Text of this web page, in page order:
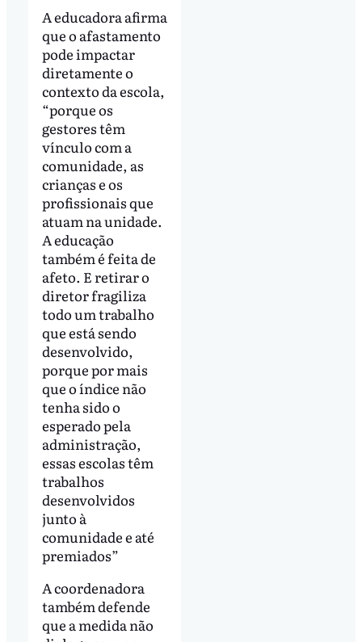
A educadora afirma
que o afastamento
pode impactar
diretamente o
contexto da escola,
“porque os
gestores têm
vínculo com a
comunidade, as
crianças e os
profissionais que
atuam na unidade.
A educação
também é feita de
afeto. E retirar o
diretor fragiliza
todo um trabalho
que está sendo
desenvolvido,
porque por mais
que o índice não
tenha sido o
esperado pela
administração,
essas escolas têm
trabalhos
desenvolvidos
junto à
comunidade e até
premiados”
A coordenadora
também defende
que a medida não